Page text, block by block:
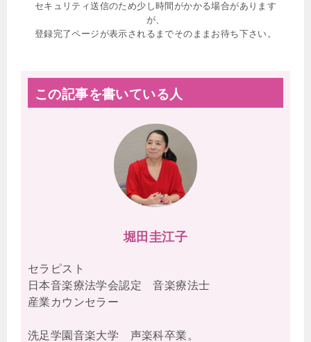
セキュリティ送信のため少し時間がかかる場合があります
が、
登録完了ページが表示されるまでそのままお待ち下さい。
この記事を書いている人
堀田圭江子
セラピスト
日本音楽療法学会認定 音楽療法士
産業カウンセラー
洗足学園音楽大学 声楽科卒業。